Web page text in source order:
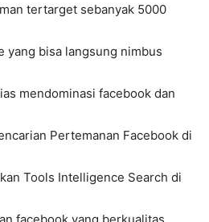
tertarget sebanyak 5000
yang bisa langsung nimbus
mendominasi facebook dan
Pertemanan Facebook di
Tools Intelligence Search di